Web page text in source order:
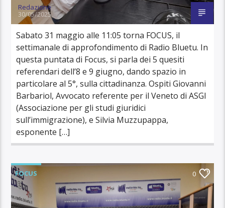
Redazione
30/05/2025
Sabato 31 maggio alle 11:05 torna FOCUS, il
settimanale di approfondimento di Radio Bluetu. In
questa puntata di Focus, si parla dei 5 quesiti
referendari dell’8 e 9 giugno, dando spazio in
particolare al 5°, sulla cittadinanza. Ospiti Giovanni
Barbariol, Avvocato referente per il Veneto di ASGI
(Associazione per gli studi giuridici
sull’immigrazione), e Silvia Muzzupappa,
esponente […]
FOCUS 0